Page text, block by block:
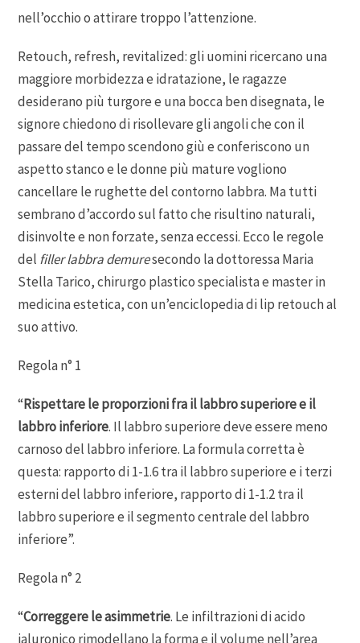
nell’occhio o attirare troppo l’attenzione.
Retouch, refresh, revitalized: gli uomini ricercano una
maggiore morbidezza e idratazione, le ragazze
desiderano più turgore e una bocca ben disegnata, le
signore chiedono di risollevare gli angoli che con il
passare del tempo scendono giù e conferiscono un
aspetto stanco e le donne più mature vogliono
cancellare le rughette del contorno labbra. Ma tutti
sembrano d’accordo sul fatto che risultino naturali,
disinvolte e non forzate, senza eccessi. Ecco le regole
del filler labbra demuresecondo la dottoressa Maria
Stella Tarico, chirurgo plastico specialista e master in
medicina estetica, con un’enciclopedia di lip retouch al
suo attivo.
Regola n° 1
“Rispettare le proporzioni fra il labbro superiore e il
labbro inferiore. Il labbro superiore deve essere meno
carnoso del labbro inferiore. La formula corretta è
questa: rapporto di 1-1.6 tra il labbro superiore e i terzi
esterni del labbro inferiore, rapporto di 1-1.2 tra il
labbro superiore e il segmento centrale del labbro
inferiore”.
Regola n° 2
“Correggere le asimmetrie. Le infiltrazioni di acido
ialuronico rimodellano la forma e il volume nell’area